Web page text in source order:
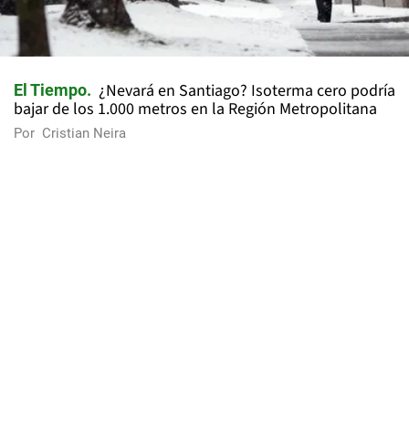
El Tiempo
¿Nevará en Santiago? Isoterma cero podría
bajar de los 1.000 metros en la Región Metropolitana
Por Cristian Neira